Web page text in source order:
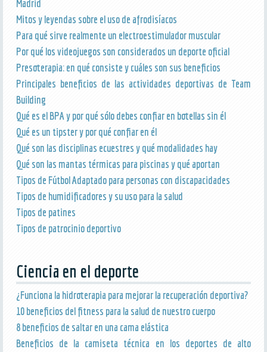
Madrid
Mitos y leyendas sobre el uso de afrodisíacos
Para qué sirve realmente un electroestimulador muscular
Por qué los videojuegos son considerados un deporte oficial
Presoterapia: en qué consiste y cuáles son sus beneficios
Principales beneficios de las actividades deportivas de Team
Building
Qué es el BPA y por qué sólo debes confiar en botellas sin él
Qué es un tipster y por qué confiar en él
Qué son las disciplinas ecuestres y qué modalidades hay
Qué son las mantas térmicas para piscinas y qué aportan
Tipos de Fútbol Adaptado para personas con discapacidades
Tipos de humidificadores y su uso para la salud
Tipos de patines
Tipos de patrocinio deportivo
Ciencia en el deporte
¿Funciona la hidroterapia para mejorar la recuperación deportiva?
10 beneficios del fitness para la salud de nuestro cuerpo
8 beneficios de saltar en una cama elástica
Beneficios de la camiseta técnica en los deportes de alto